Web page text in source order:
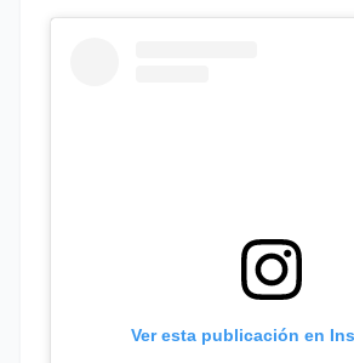
Ver esta publicación en